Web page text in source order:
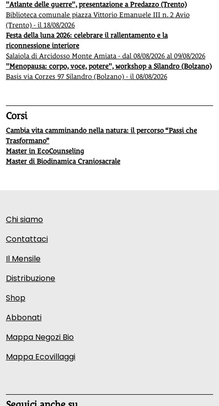
"Atlante delle guerre", presentazione a Predazzo (Trento)
Biblioteca comunale piazza Vittorio Emanuele III n. 2 Avio
(Trento) - il 18/08/2026
Festa della luna 2026: celebrare il rallentamento e la
riconnessione interiore
Salaiola di Arcidosso Monte Amiata - dal 08/08/2026 al 09/08/2026
"Menopausa: corpo, voce, potere", workshop a Silandro (Bolzano)
Basis via Corzes 97 Silandro (Bolzano) - il 08/08/2026
Corsi
Cambia vita camminando nella natura: il percorso “Passi che
Trasformano”
Master in EcoCounseling
Master di Biodinamica Craniosacrale
Chi siamo
Contattaci
Il Mensile
Distribuzione
Shop
Abbonati
Mappa Negozi Bio
Mappa Ecovillaggi